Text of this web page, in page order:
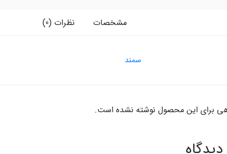
مشخصات نظرات (0)
سمند
برای این محصول نوشته نشده است.